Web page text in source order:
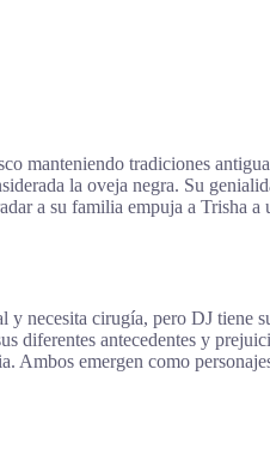
manteniendo tradiciones
la oveja negra. Su
a su familia empuja a Trisha
necesita cirugía, pero DJ tiene
diferentes antecedentes y
Ambos emergen como